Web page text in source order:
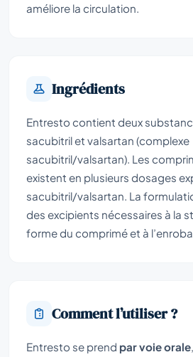
améliore la circulation.
Ingrédients
Entresto contient deux
sacubitril et valsartan (complexe
sacubitril/valsartan). Les
existent en plusieurs dosages
sacubitril/valsartan. La
des excipients nécessaires à la
forme du comprimé et à
Comment l’utiliser ?
Entresto se prend par voie orale